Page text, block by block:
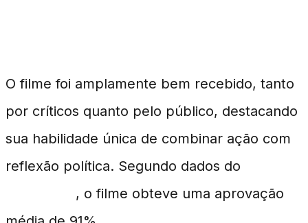
O filme foi amplamente bem recebido, tanto
por críticos quanto pelo público, destacando
sua habilidade única de combinar ação com
reflexão política. Segundo dados do
, o filme obteve uma aprovação